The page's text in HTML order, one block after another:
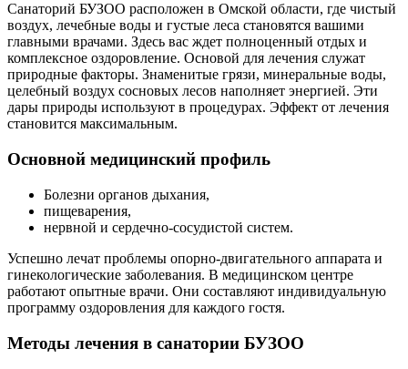
Санаторий БУЗОО расположен в Омской области, где чистый
воздух, лечебные воды и густые леса становятся вашими
главными врачами. Здесь вас ждет полноценный отдых и
комплексное оздоровление. Основой для лечения служат
природные факторы. Знаменитые грязи, минеральные воды,
целебный воздух сосновых лесов наполняет энергией. Эти
дары природы используют в процедурах. Эффект от лечения
становится максимальным.
Основной медицинский профиль
Болезни органов дыхания,
пищеварения,
нервной и сердечно-сосудистой систем.
Успешно лечат проблемы опорно-двигательного аппарата и
гинекологические заболевания. В медицинском центре
работают опытные врачи. Они составляют индивидуальную
программу оздоровления для каждого гостя.
Методы лечения в санатории БУЗОО